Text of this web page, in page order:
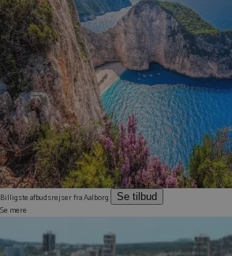
Billigste afbudsrejser fra Aalborg Se tilbud
Se mere